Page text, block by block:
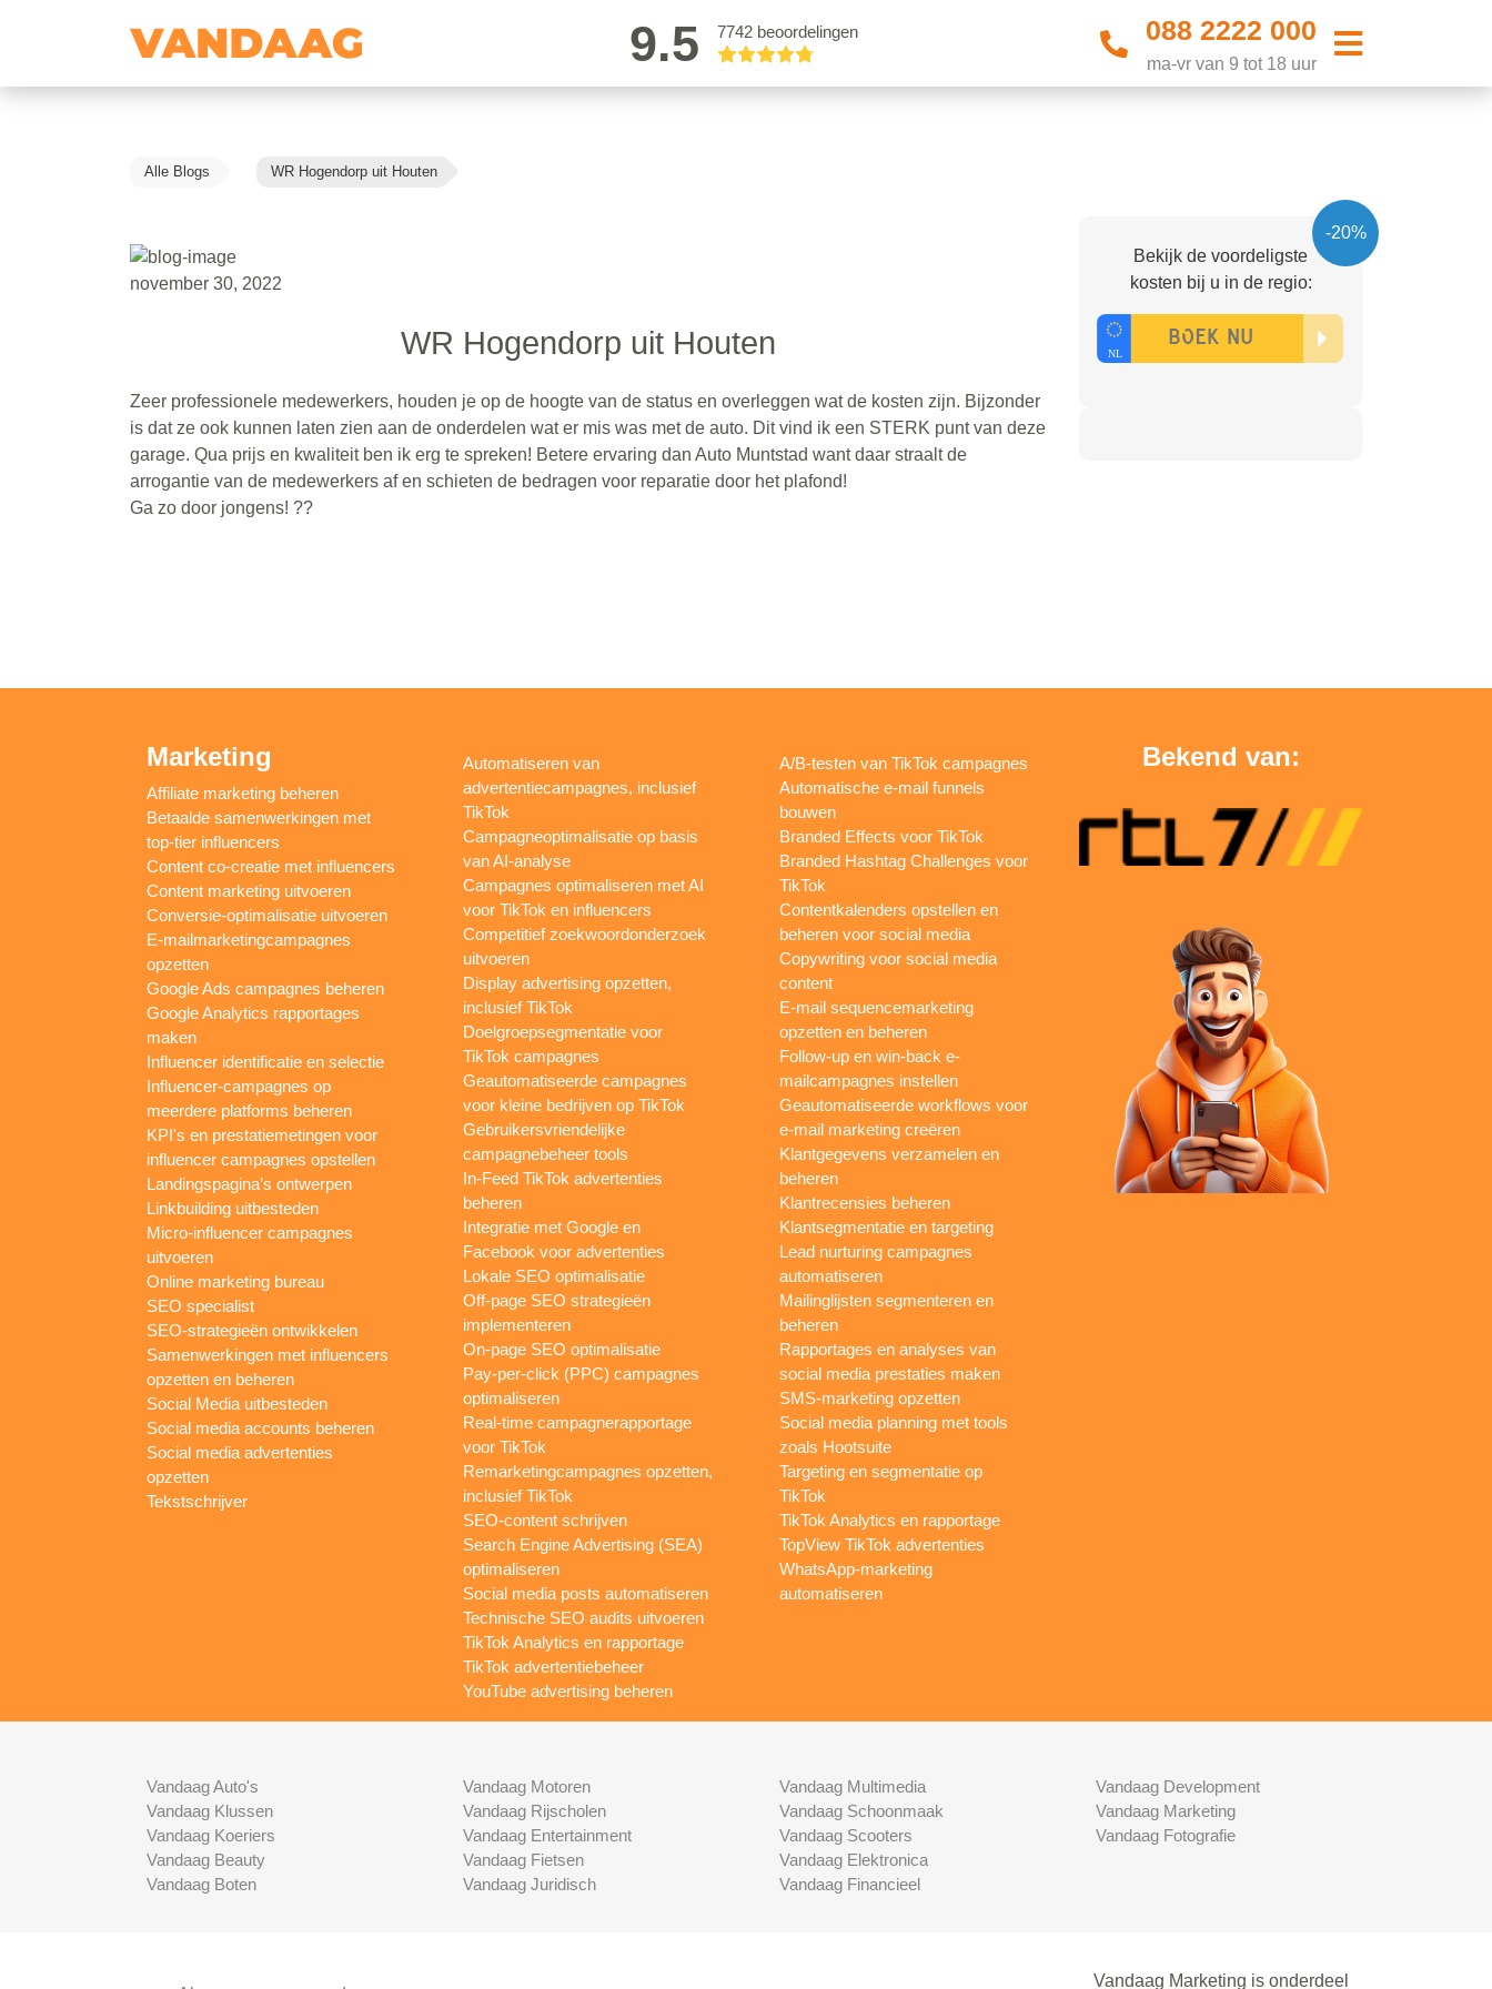
9.5 7742 beoordelingen 088 2222 000
ma-vr van 9 tot 18 uur
Alle Blogs WR Hogendorp uit Houten
november 30, 2022
WR Hogendorp uit Houten
Zeer professionele medewerkers, houden je op de hoogte van de status en overleggen wat de kosten zijn. Bijzonder
is dat ze ook kunnen laten zien aan de onderdelen wat er mis was met de auto. Dit vind ik een STERK punt van deze
garage. Qua prijs en kwaliteit ben ik erg te spreken! Betere ervaring dan Auto Muntstad want daar straalt de
arrogantie van de medewerkers af en schieten de bedragen voor reparatie door het plafond!
Ga zo door jongens! ??
-20%
Bekijk de voordeligste
kosten bij u in de regio:
Marketing
Affiliate marketing beheren
Betaalde samenwerkingen met
top-tier influencers
Content co-creatie met influencers
Content marketing uitvoeren
Conversie-optimalisatie uitvoeren
E-mailmarketingcampagnes
opzetten
Google Ads campagnes beheren
Google Analytics rapportages
maken
Influencer identificatie en selectie
Influencer-campagnes op
meerdere platforms beheren
KPI's en prestatiemetingen voor
influencer campagnes opstellen
Landingspagina’s ontwerpen
Linkbuilding uitbesteden
Micro-influencer campagnes
uitvoeren
Online marketing bureau
SEO specialist
SEO-strategieën ontwikkelen
Samenwerkingen met influencers
opzetten en beheren
Social Media uitbesteden
Social media accounts beheren
Social media advertenties
opzetten
Tekstschrijver
Automatiseren van
advertentiecampagnes, inclusief
TikTok
Campagneoptimalisatie op basis
van AI-analyse
Campagnes optimaliseren met AI
voor TikTok en influencers
Competitief zoekwoordonderzoek
uitvoeren
Display advertising opzetten,
inclusief TikTok
Doelgroepsegmentatie voor
TikTok campagnes
Geautomatiseerde campagnes
voor kleine bedrijven op TikTok
Gebruikersvriendelijke
campagnebeheer tools
In-Feed TikTok advertenties
beheren
Integratie met Google en
Facebook voor advertenties
Lokale SEO optimalisatie
Off-page SEO strategieën
implementeren
On-page SEO optimalisatie
Pay-per-click (PPC) campagnes
optimaliseren
Real-time campagnerapportage
voor TikTok
Remarketingcampagnes opzetten,
inclusief TikTok
SEO-content schrijven
Search Engine Advertising (SEA)
optimaliseren
Social media posts automatiseren
Technische SEO audits uitvoeren
TikTok Analytics en rapportage
TikTok advertentiebeheer
YouTube advertising beheren
A/B-testen van TikTok campagnes
Automatische e-mail funnels
bouwen
Branded Effects voor TikTok
Branded Hashtag Challenges voor
TikTok
Contentkalenders opstellen en
beheren voor social media
Copywriting voor social media
content
E-mail sequencemarketing
opzetten en beheren
Follow-up en win-back e-
mailcampagnes instellen
Geautomatiseerde workflows voor
e-mail marketing creëren
Klantgegevens verzamelen en
beheren
Klantrecensies beheren
Klantsegmentatie en targeting
Lead nurturing campagnes
automatiseren
Mailinglijsten segmenteren en
beheren
Rapportages en analyses van
social media prestaties maken
SMS-marketing opzetten
Social media planning met tools
zoals Hootsuite
Targeting en segmentatie op
TikTok
TikTok Analytics en rapportage
TopView TikTok advertenties
WhatsApp-marketing
automatiseren
Bekend van:
Vandaag Auto's
Vandaag Klussen
Vandaag Koeriers
Vandaag Beauty
Vandaag Boten
Vandaag Motoren
Vandaag Rijscholen
Vandaag Entertainment
Vandaag Fietsen
Vandaag Juridisch
Vandaag Multimedia
Vandaag Schoonmaak
Vandaag Scooters
Vandaag Elektronica
Vandaag Financieel
Vandaag Development
Vandaag Marketing
Vandaag Fotografie
Vandaag Marketing is onderdeel